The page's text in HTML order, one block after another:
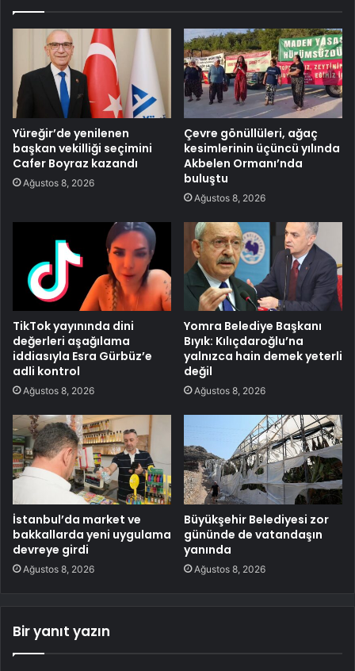
Yüreğir’de yenilenen
başkan vekilliği seçimini
Cafer Boyraz kazandı
Ağustos 8, 2026
Çevre gönüllüleri, ağaç
kesimlerinin üçüncü yılında
Akbelen Ormanı’nda
buluştu
Ağustos 8, 2026
TikTok yayınında dini
değerleri aşağılama
iddiasıyla Esra Gürbüz’e
adli kontrol
Ağustos 8, 2026
Yomra Belediye Başkanı
Bıyık: Kılıçdaroğlu’na
yalnızca hain demek yeterli
değil
Ağustos 8, 2026
İstanbul’da market ve
bakkallarda yeni uygulama
devreye girdi
Ağustos 8, 2026
Büyükşehir Belediyesi zor
gününde de vatandaşın
yanında
Ağustos 8, 2026
Bir yanıt yazın